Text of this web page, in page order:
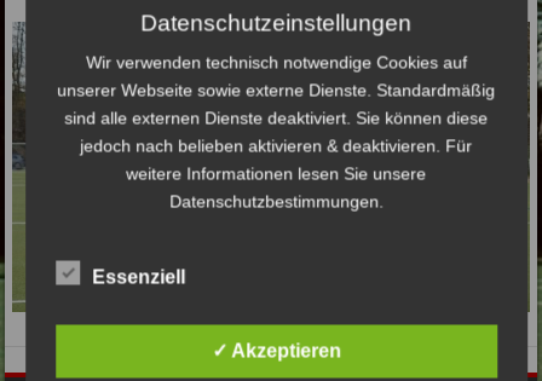
Datenschutzeinstellungen
Wir verwenden technisch notwendige Cookies auf
unserer Webseite sowie externe Dienste. Standardmäßig
sind alle externen Dienste deaktiviert. Sie können diese
jedoch nach belieben aktivieren & deaktivieren. Für
weitere Informationen lesen Sie unsere
Datenschutzbestimmungen.
Essenziell
✓ Akzeptieren